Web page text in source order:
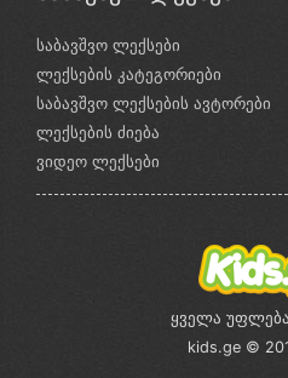
საბავშვო ლექსები
ლექსების კატეგორიები
საბავშვო ლექსების ავტორები
ლექსების ძიება
ვიდეო ლექსები
ყველა
kids.ge ©